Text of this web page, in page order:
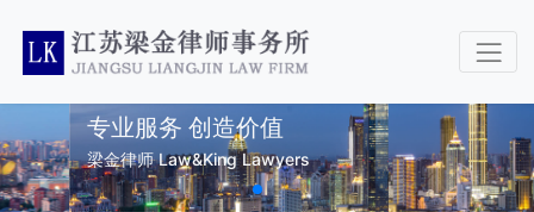
专业服务 创造价值
梁金律师 Law&King Lawyers